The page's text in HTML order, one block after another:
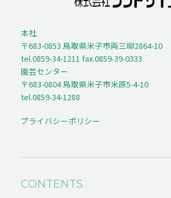
本社
〒683-0853 鳥取県米子市両三柳2864-10
tel.0859-34-1211 fax.0859-39-0333
園芸センター
〒683-0804 鳥取県米子市米原5-4-10
tel.0859-34-1288
プライバシーポリシー
CONTENTS